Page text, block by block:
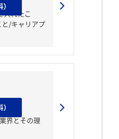
入れたこ
と/キャリアプ
界とその理